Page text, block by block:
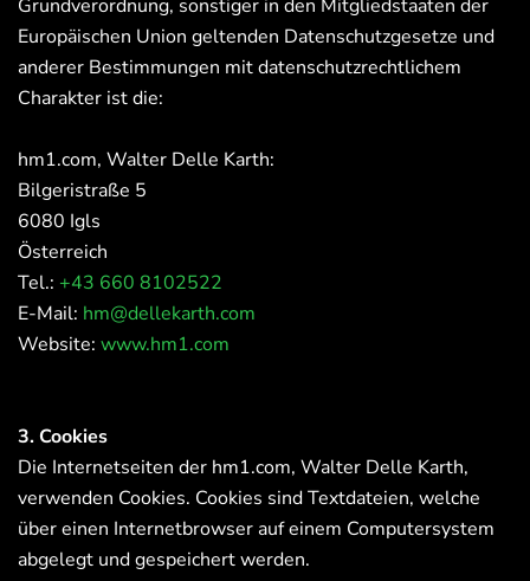
Grundverordnung, sonstiger in den Mitgliedstaaten der
Europäischen Union geltenden Datenschutzgesetze und
anderer Bestimmungen mit datenschutzrechtlichem
Charakter ist die:
hm1.com, Walter Delle Karth:
Bilgeristraße 5
6080 Igls
Österreich
Tel.: +43 660 8102522
E-Mail: hm@dellekarth.com
Website: www.hm1.com
3. Cookies
Die Internetseiten der hm1.com, Walter Delle Karth,
verwenden Cookies. Cookies sind Textdateien, welche
über einen Internetbrowser auf einem Computersystem
abgelegt und gespeichert werden.